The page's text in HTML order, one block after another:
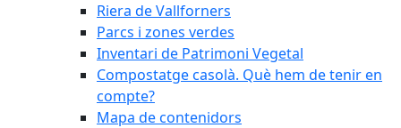
Riera de Vallforners
Parcs i zones verdes
Inventari de Patrimoni Vegetal
Compostatge casolà. Què hem de tenir en
compte?
Mapa de contenidors